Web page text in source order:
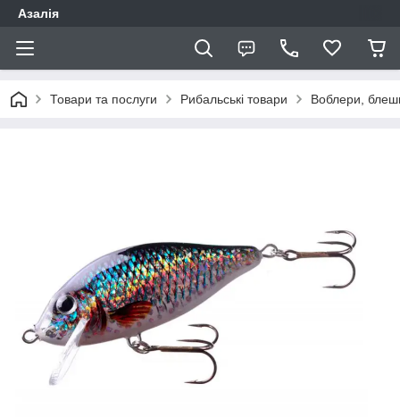
Азалія
Товари та послуги Рибальські товари Воблери,